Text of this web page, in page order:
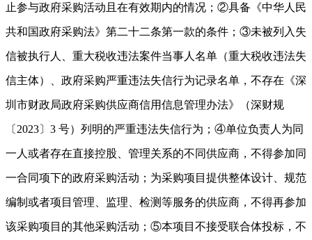
止参与政府采购活动且在有效期内的情况；②具备《中华人民
共和国政府采购法》第二十二条第一款的条件；③未被列入失
信被执行人、重大税收违法案件当事人名单（重大税收违法失
信主体）、政府采购严重违法失信行为记录名单，不存在《深
圳市财政局政府采购供应商信用信息管理办法》（深财规
〔 2023〕 3 号）列明的严重违法失信行为 ； ④单位负责人为同
一人或者存在直接控股、管理关系的不同供应商，不得参加同
一合同项下的政府采购活动；为采购项目提供整体设计、规范
编制或者项目管理、监理、检测等服务的供应商，不得再参加
该采购项目的其他采购活动；⑤本项目不接受联合体投标，不